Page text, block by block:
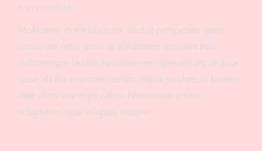
non proident.
Mollit anim id est laborum. Sed ut perspiciatis unde
omnis iste natus error sit voluptatem accusant tium
doloremque laudan tiumotam rem aperiam aq ue ipsa
quae ab illo inventore veritatis etquai sarchitecto beatae
vitae dicta sunt expli cabos Nemoenim ipsam
voluptatem quia voluptas sitasper.